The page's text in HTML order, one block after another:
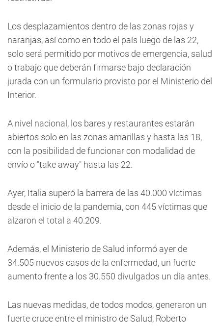
Los desplazamientos dentro de las zonas rojas y
naranjas, así como en todo el país luego de las 22,
solo será permitido por motivos de emergencia, salud
o trabajo que deberán firmarse bajo declaración
jurada con un formulario provisto por el Ministerio del
Interior.
A nivel nacional, los bares y restaurantes estarán
abiertos solo en las zonas amarillas y hasta las 18,
con la posibilidad de funcionar con modalidad de
envío o "take away" hasta las 22.
Ayer, Italia superó la barrera de las 40.000 víctimas
desde el inicio de la pandemia, con 445 víctimas que
alzaron el total a 40.209.
Además, el Ministerio de Salud informó ayer de
34.505 nuevos casos de la enfermedad, un fuerte
aumento frente a los 30.550 divulgados un día antes.
Las nuevas medidas, de todos modos, generaron un
fuerte cruce entre el ministro de Salud, Roberto